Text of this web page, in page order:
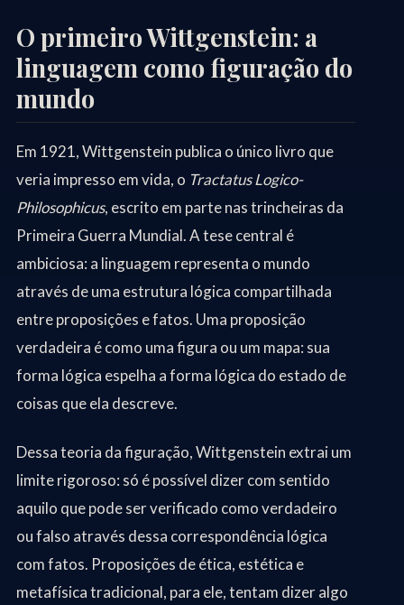
O primeiro Wittgenstein: a
linguagem como figuração do
mundo
Em 1921, Wittgenstein publica o único livro que
veria impresso em vida, o Tractatus Logico-
Philosophicus, escrito em parte nas trincheiras da
Primeira Guerra Mundial. A tese central é
ambiciosa: a linguagem representa o mundo
através de uma estrutura lógica compartilhada
entre proposições e fatos. Uma proposição
verdadeira é como uma figura ou um mapa: sua
forma lógica espelha a forma lógica do estado de
coisas que ela descreve.
Dessa teoria da figuração, Wittgenstein extrai um
limite rigoroso: só é possível dizer com sentido
aquilo que pode ser verificado como verdadeiro
ou falso através dessa correspondência lógica
com fatos. Proposições de ética, estética e
metafísica tradicional, para ele, tentam dizer algo